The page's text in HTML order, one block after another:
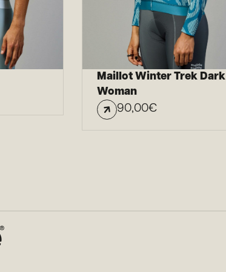
Maillot Winter Trek Dark
Woman
90,00€